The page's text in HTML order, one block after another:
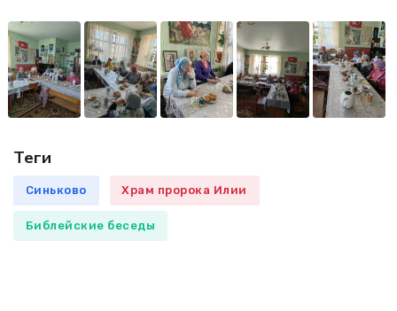
Теги
Синьково Храм пророка Илии
Библейские беседы